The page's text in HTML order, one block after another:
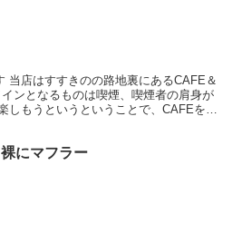
当店はすすきのの路地裏にあるCAFE＆
ンとなるものは喫煙、喫煙者の肩身が
しもうというということで、CAFEを名
裸にマフラー